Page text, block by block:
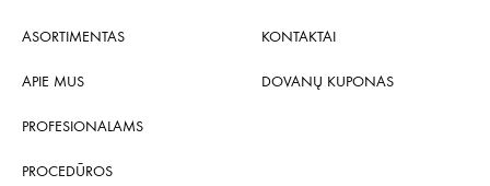
ASORTIMENTAS
APIE MUS
PROFESIONALAMS
PROCEDŪROS
KONTAKTAI
DOVANŲ KUPONAS